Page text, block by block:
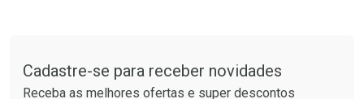
Cadastre-se para receber novidades
Receba as melhores ofertas e super descontos